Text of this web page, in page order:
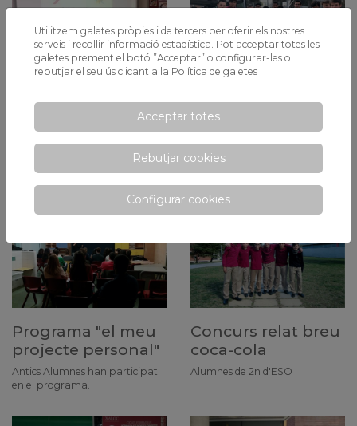
Setmana de
projectes
Els alumnes de Primària i l’ESO
realitzen diferents projectes
individuals i cooperatius
Ong nasco feeding
minds
XALOC ha fet una donació dels
equips que s'han renovat
Programa "el meu
projecte personal"
Antics Alumnes han participat
en el programa.
Concurs relat breu
coca-cola
Alumnes de 2n d'ESO
Utilitzem galetes pròpies i de tercers per oferir els nostres
serveis i recollir informació estadística. Pot acceptar totes les
galetes prement el botó ”Acceptar” o configurar-les o
rebutjar el seu ús clicant a la Política de galetes
Acceptar totes
Rebutjar cookies
Configurar cookies